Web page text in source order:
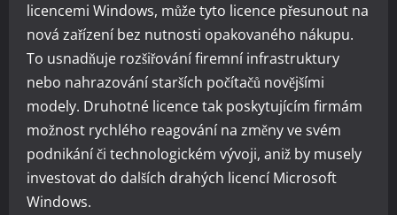
licencemi Windows, může tyto licence přesunout na
nová zařízení bez nutnosti opakovaného nákupu.
To usnadňuje rozšiřování firemní infrastruktury
nebo nahrazování starších počítačů novějšími
modely. Druhotné licence tak poskytujícím firmám
možnost rychlého reagování na změny ve svém
podnikání či technologickém vývoji, aniž by musely
investovat do dalších drahých licencí Microsoft
Windows.